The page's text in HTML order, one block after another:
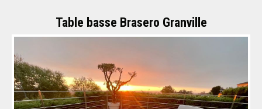
Table basse Brasero Granville